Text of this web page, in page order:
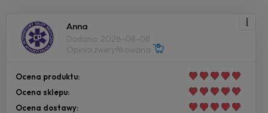
Anna
Dodano: 2026-08-08
Opinia zweryfikowana
Ocena produktu:
Ocena sklepu:
Ocena dostawy: